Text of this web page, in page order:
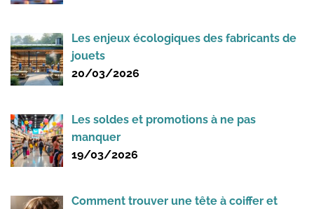
Les enjeux écologiques des fabricants de
jouets
20/03/2026
Les soldes et promotions à ne pas
manquer
19/03/2026
Comment trouver une tête à coiffer et